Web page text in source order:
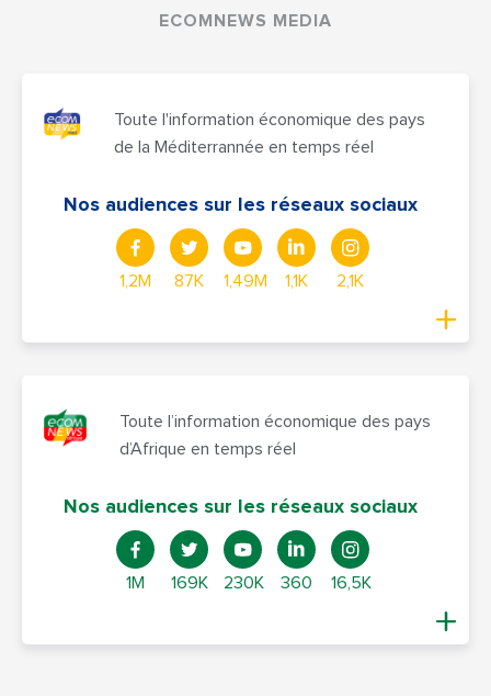
ECOMNEWS MEDIA
Toute l'information économique des pays
de la Méditerrannée en temps réel
Nos audiences sur les réseaux sociaux
1,2M 87K 1,49M 1,1K 2,1K
Toute l’information économique des pays
d’Afrique en temps réel
Nos audiences sur les réseaux sociaux
1M 169K 230K 360 16,5K